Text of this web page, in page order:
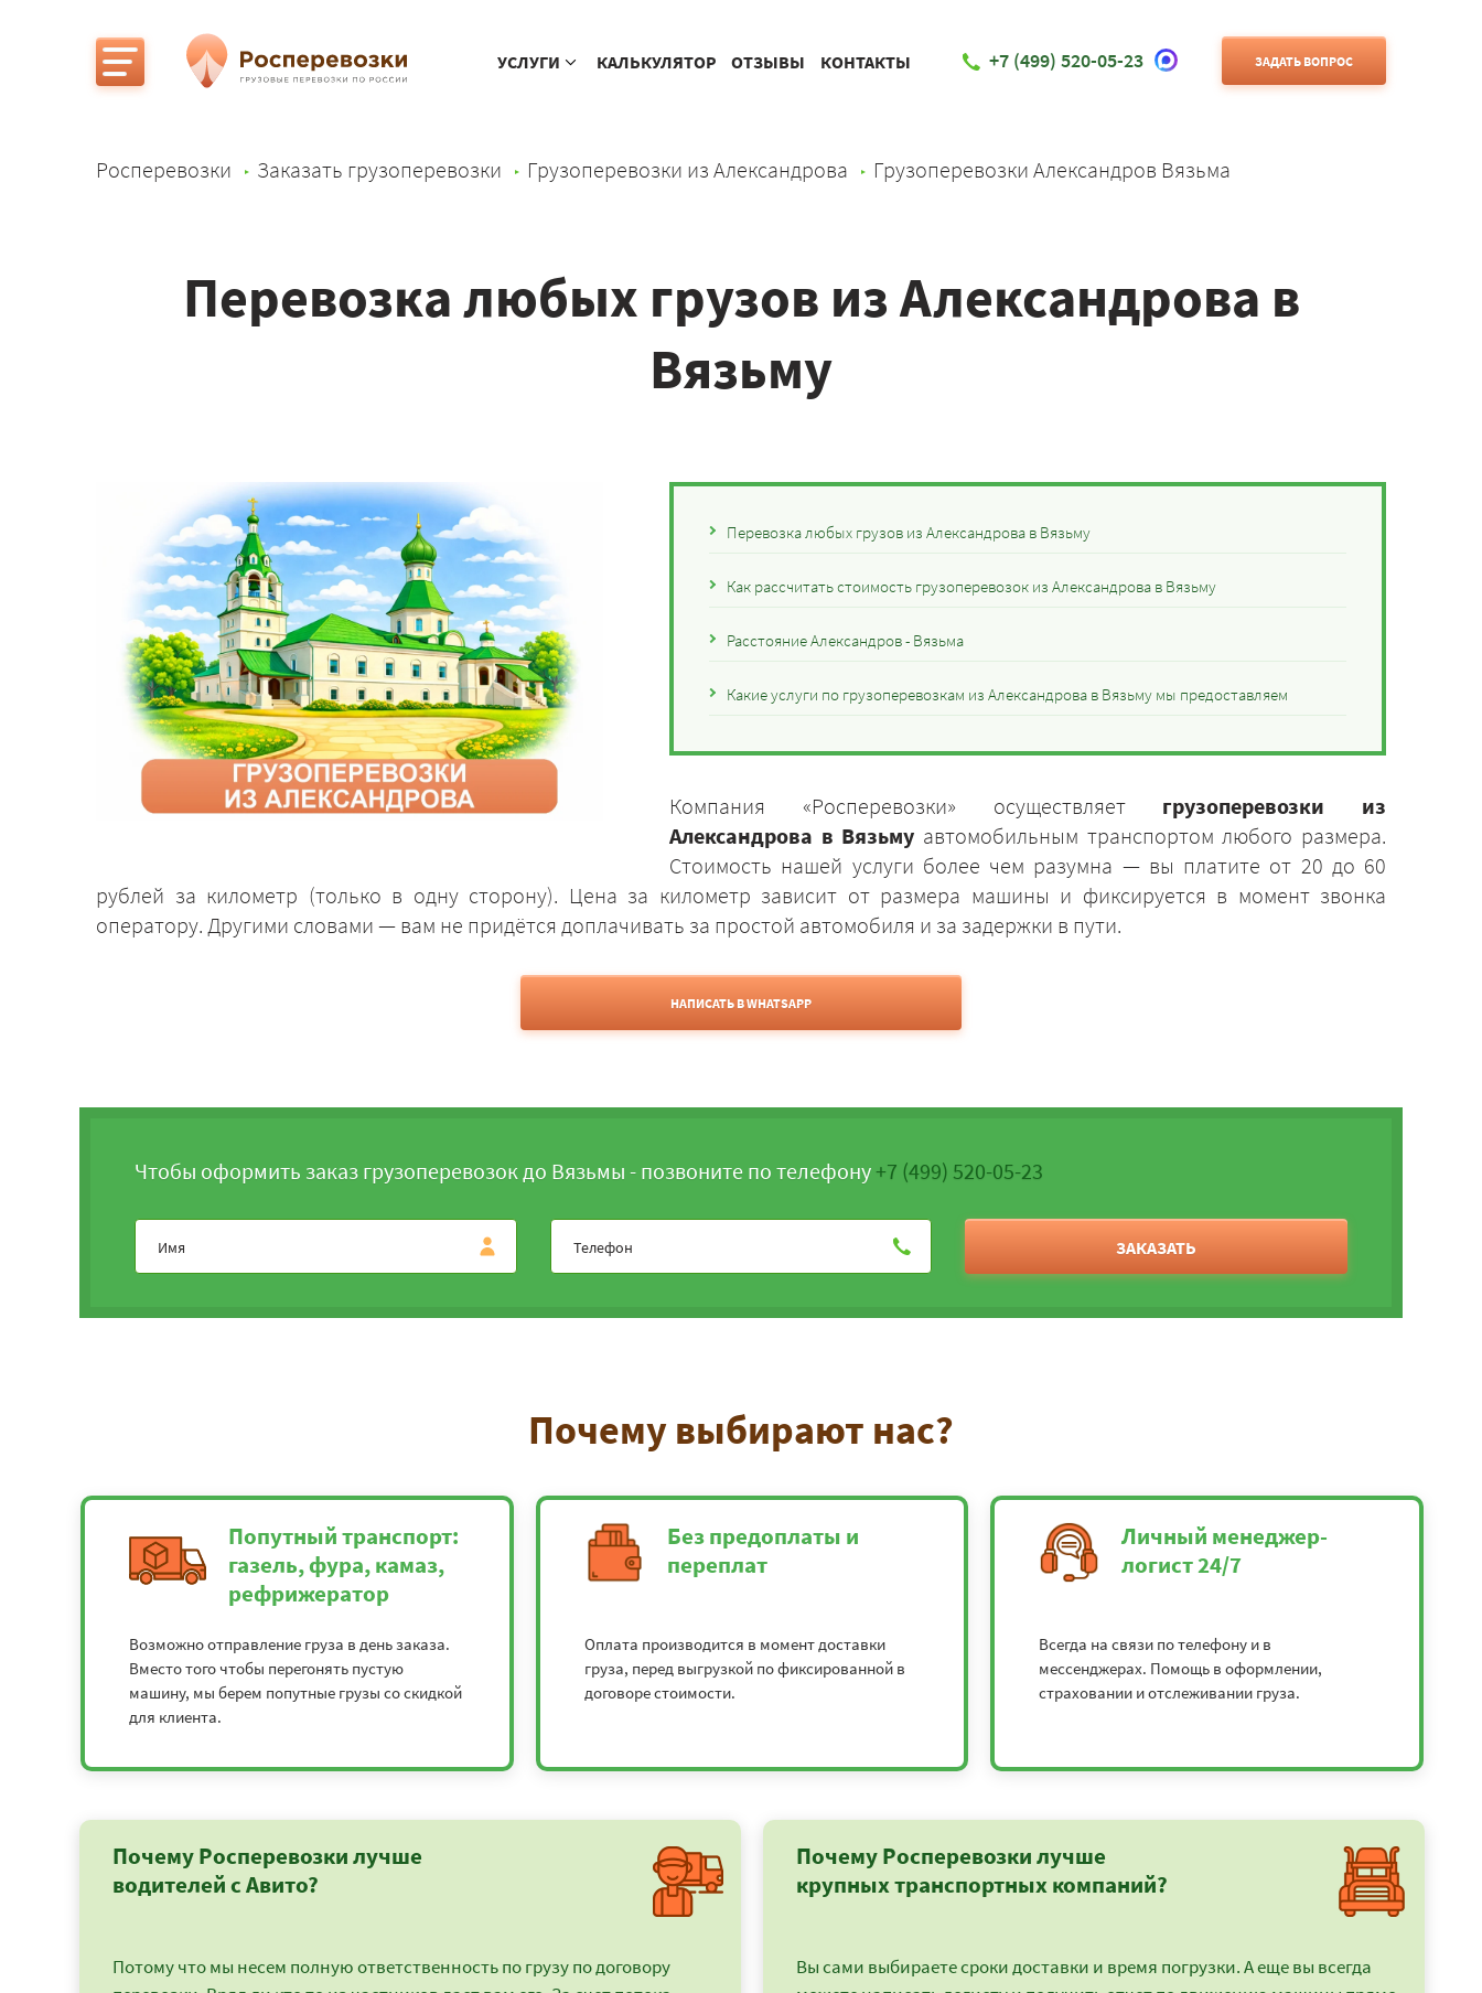
УСЛУГИ КАЛЬКУЛЯТОР ОТЗЫВЫ КОНТАКТЫ +7 (499) 520-05-23 ЗАДАТЬ ВОПРОС
Росперевозки Заказать грузоперевозки Грузоперевозки из Александрова Грузоперевозки Александров Вязьма
Перевозка любых грузов из Александрова в
Вязьму
Перевозка любых грузов из Александрова в Вязьму
Как рассчитать стоимость грузоперевозок из Александрова в Вязьму
Расстояние Александров - Вязьма
Какие услуги по грузоперевозкам из Александрова в Вязьму мы предоставляем
Компания «Росперевозки» осуществляет грузоперевозки из
Александрова в Вязьму автомобильным транспортом любого размера.
Стоимость нашей услуги более чем разумна — вы платите от 20 до 60
рублей за километр (только в одну сторону). Цена за километр зависит от размера машины и фиксируется в момент звонка
оператору. Другими словами — вам не придётся доплачивать за простой автомобиля и за задержки в пути.
НАПИСАТЬ В WHATSAPP
Чтобы оформить заказ грузоперевозок до Вязьмы - позвоните по телефону+7 (499) 520-05-23
ЗАКАЗАТЬ
Почему выбирают нас?
Попутный транспорт:
газель, фура, камаз,
рефрижератор
Возможно отправление груза в день заказа.
Вместо того чтобы перегонять пустую
машину, мы берем попутные грузы со скидкой
для клиента.
Без предоплаты и
переплат
Оплата производится в момент доставки
груза, перед выгрузкой по фиксированной в
договоре стоимости.
Личный менеджер-
логист 24/7
Всегда на связи по телефону и в
мессенджерах. Помощь в оформлении,
страховании и отслеживании груза.
Почему Росперевозки лучше
водителей с Авито?
Потому что мы несем полную ответственность по грузу по договору
Почему Росперевозки лучше
крупных транспортных компаний?
Вы сами выбираете сроки доставки и время погрузки. А еще вы всегда